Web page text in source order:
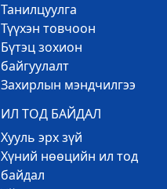
Танилцуулга
Түүхэн товчоон
Бүтэц зохион
байгуулалт
Захирлын мэндчилгээ
ИЛ ТОД БАЙДАЛ
Хууль эрх зүй
Хүний нөөцийн ил тод
байдал